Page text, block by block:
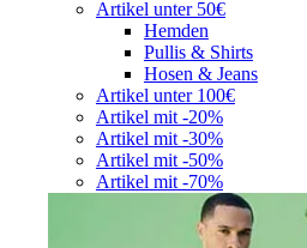
Artikel unter 50€
Hemden
Pullis & Shirts
Hosen & Jeans
Artikel unter 100€
Artikel mit -20%
Artikel mit -30%
Artikel mit -50%
Artikel mit -70%